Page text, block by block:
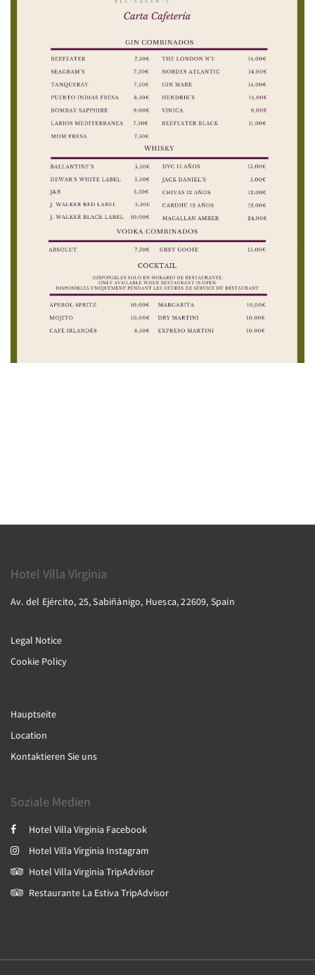
Hotel Villa Virginia
Av. del Ejército, 25, Sabiñánigo, Huesca, 22609, Spain
Legal Notice
Cookie Policy
Hauptseite
Location
Kontaktieren Sie uns
Soziale Medien
Hotel Villa Virginia Facebook
Hotel Villa Virginia Instagram
Hotel Villa Virginia TripAdvisor
Restaurante La Estiva TripAdvisor